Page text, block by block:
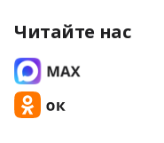
Читайте нас